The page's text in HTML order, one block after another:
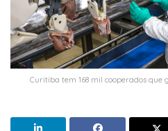
Curitiba tem 168 mil cooperados que